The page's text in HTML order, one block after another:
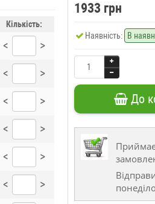
Кількість:
< >
< >
< >
< >
< >
< >
1933 грн
Наявність: В
До